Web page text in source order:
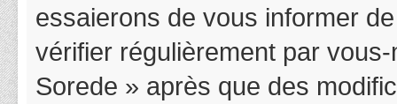
essaierons de vous informer
vérifier régulièrement par
Sorede » après que des